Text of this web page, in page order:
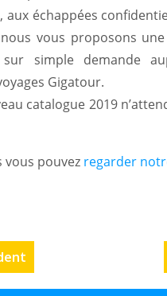
aux échappées
nous vous proposons
sur simple demande
Gigatour.
catalogue 2019
vous pouvez regarder